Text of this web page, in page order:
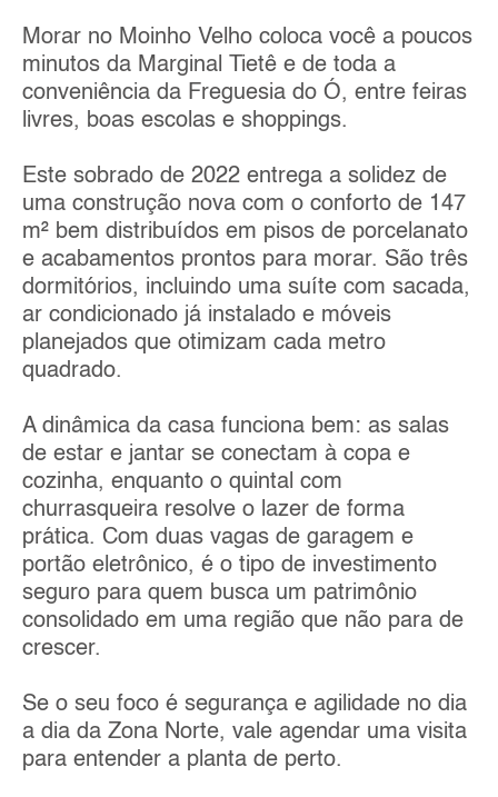
Morar no Moinho Velho coloca você a poucos
minutos da Marginal Tietê e de toda a
conveniência da Freguesia do Ó, entre feiras
livres, boas escolas e shoppings.
Este sobrado de 2022 entrega a solidez de
uma construção nova com o conforto de 147
m² bem distribuídos em pisos de porcelanato
e acabamentos prontos para morar. São três
dormitórios, incluindo uma suíte com sacada,
ar condicionado já instalado e móveis
planejados que otimizam cada metro
quadrado.
A dinâmica da casa funciona bem: as salas
de estar e jantar se conectam à copa e
cozinha, enquanto o quintal com
churrasqueira resolve o lazer de forma
prática. Com duas vagas de garagem e
portão eletrônico, é o tipo de investimento
seguro para quem busca um patrimônio
consolidado em uma região que não para de
crescer.
Se o seu foco é segurança e agilidade no dia
a dia da Zona Norte, vale agendar uma visita
para entender a planta de perto.